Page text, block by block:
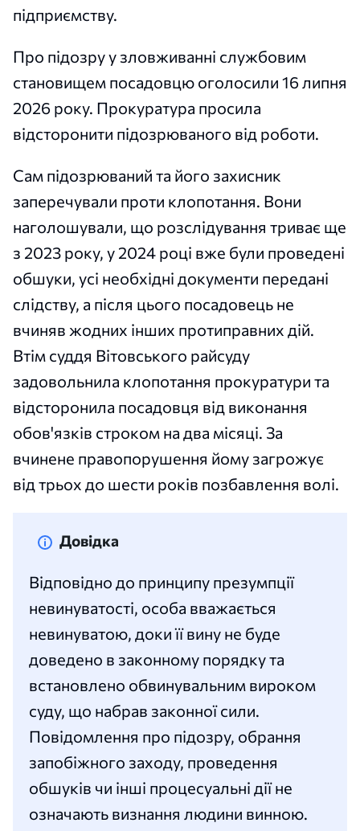
підприємству.
Про підозру у зловживанні службовим
становищем посадовцю оголосили 16 липня
2026 року. Прокуратура просила
відсторонити підозрюваного від роботи.
Сам підозрюваний та його захисник
заперечували проти клопотання. Вони
наголошували, що розслідування триває ще
з 2023 року, у 2024 році вже були проведені
обшуки, усі необхідні документи передані
слідству, а після цього посадовець не
вчиняв жодних інших протиправних дій.
Втім суддя Вітовського райсуду
задовольнила клопотання прокуратури та
відсторонила посадовця від виконання
обов'язків строком на два місяці. За
вчинене правопорушення йому загрожує
від трьох до шести років позбавлення волі.
Довідка
Відповідно до принципу презумпції
невинуватості, особа вважається
невинуватою, доки її вину не буде
доведено в законному порядку та
встановлено обвинувальним вироком
суду, що набрав законної сили.
Повідомлення про підозру, обрання
запобіжного заходу, проведення
обшуків чи інші процесуальні дії не
означають визнання людини винною.